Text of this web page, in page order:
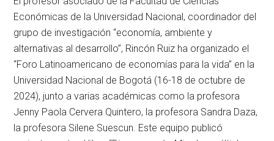
Económicas de la Universidad Nacional, coordinador del
grupo de investigación “economía, ambiente y
alternativas al desarrollo”, Rincón Ruiz ha organizado el
“Foro Latinoamericano de economías para la vida” en la
Universidad Nacional de Bogotá (16-18 de octubre de
2024), junto a varias académicas como la profesora
Jenny Paola Cervera Quintero, la profesora Sandra Daza,
la profesora Silene Suescun. Este equipo publicó